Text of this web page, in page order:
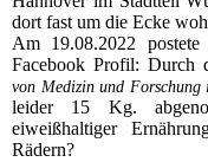
dort fast um die Ecke
Am 19.08.2022
Facebook Profil: Durch
von Medizin und
leider 15 Kg.
eiweißhaltiger
Rädern?